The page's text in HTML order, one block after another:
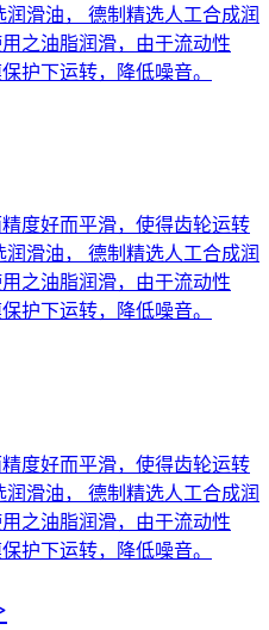
滑油， 德制精选人工合成润
之油脂润滑，由于流动性
护下运转，降低噪音。
度好而平滑，使得齿轮运转
滑油， 德制精选人工合成润
之油脂润滑，由于流动性
护下运转，降低噪音。
度好而平滑，使得齿轮运转
滑油， 德制精选人工合成润
之油脂润滑，由于流动性
护下运转，降低噪音。